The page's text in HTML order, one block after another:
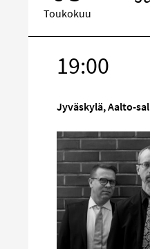
Toukokuu
19:00
Jyväskylä, Aalto-